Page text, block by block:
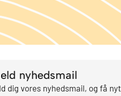
nyhedsmail
dig vores nyhedsmail, og få nyt